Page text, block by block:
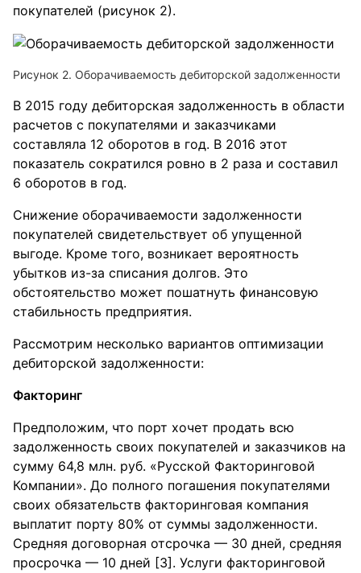
покупателей (рисунок 2).
Рисунок 2. Оборачиваемость дебиторской задолженности
В 2015 году дебиторская задолженность в области
расчетов с покупателями и заказчиками
составляла 12 оборотов в год. В 2016 этот
показатель сократился ровно в 2 раза и составил
6 оборотов в год.
Снижение оборачиваемости задолженности
покупателей свидетельствует об упущенной
выгоде. Кроме того, возникает вероятность
убытков из-за списания долгов. Это
обстоятельство может пошатнуть финансовую
стабильность предприятия.
Рассмотрим несколько вариантов оптимизации
дебиторской задолженности:
Факторинг
Предположим, что порт хочет продать всю
задолженность своих покупателей и заказчиков на
сумму 64,8 млн. руб. «Русской Факторинговой
Компании». До полного погашения покупателями
своих обязательств факторинговая компания
выплатит порту 80% от суммы задолженности.
Средняя договорная отсрочка — 30 дней, средняя
просрочка — 10 дней [3]. Услуги факторинговой